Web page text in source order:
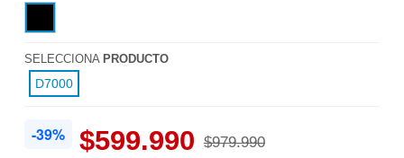
SELECCIONA PRODUCTO
D7000
-39% $599.990 $979.990